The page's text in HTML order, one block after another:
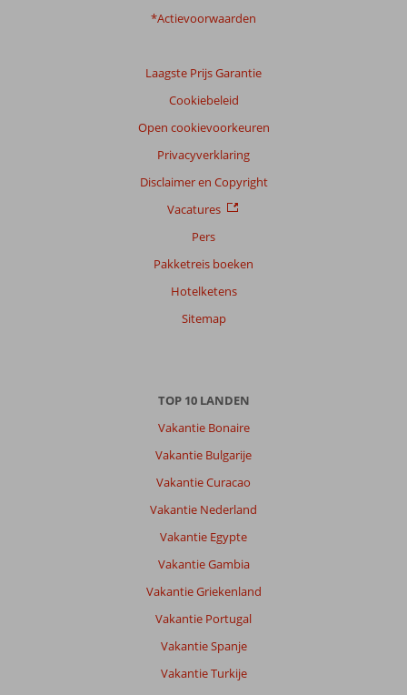
*Actievoorwaarden
Laagste Prijs Garantie
Cookiebeleid
Open cookievoorkeuren
Privacyverklaring
Disclaimer en Copyright
Vacatures
Pers
Pakketreis boeken
Hotelketens
Sitemap
TOP 10 LANDEN
Vakantie Bonaire
Vakantie Bulgarije
Vakantie Curacao
Vakantie Nederland
Vakantie Egypte
Vakantie Gambia
Vakantie Griekenland
Vakantie Portugal
Vakantie Spanje
Vakantie Turkije